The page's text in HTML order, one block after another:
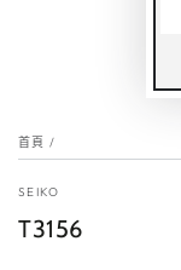
首頁 /
SEIKO
T3156